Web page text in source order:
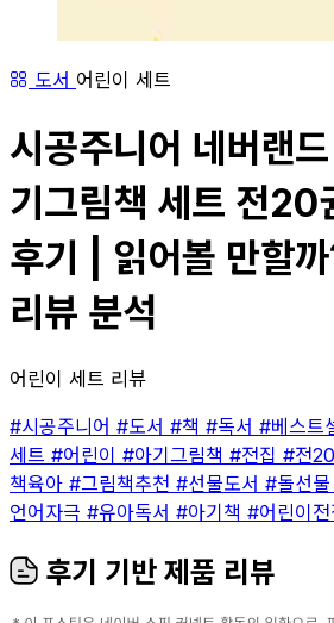
도서 어린이 세트
시공주니어 네버랜
기그림책 세트 전20
후기 | 읽어볼 만할
리뷰 분석
어린이 세트 리뷰
#시공주니어 #도서 #책 #독서 #베스트
세트 #어린이 #아기그림책 #전집 #전
책육아 #그림책추천 #선물도서 #돌선물
언어자극 #유아독서 #아기책 #어린이전
후기 기반 제품 리뷰